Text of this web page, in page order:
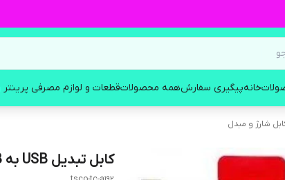
خانهپیگیری سفارشهمه محصولاتقطعات و لوازم مصرفی
شارژ و مبدل
کابل تبدیل USB به MicroUSB تسکو مدل TC A192 طول 1 متر